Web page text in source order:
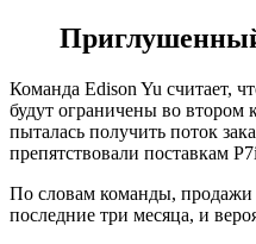
Команда Edison Yu считает,
будут ограничены во втором
пыталась получить поток
препятствовали поставкам
По словам команды,
последние три месяца, и